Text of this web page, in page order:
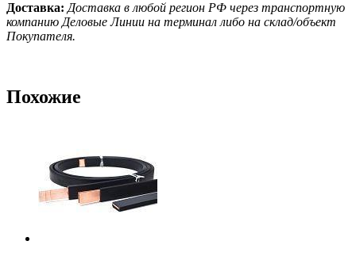
Доставка: Доставка в любой регион РФ через транспортную
компанию Деловые Линии на терминал либо на склад/объект
Покупателя.
Похожие